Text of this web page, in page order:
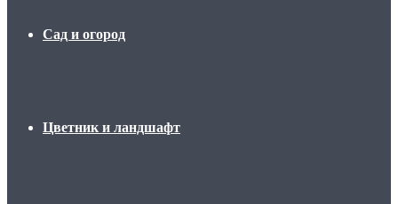
Сад и огород
Цветник и ландшафт